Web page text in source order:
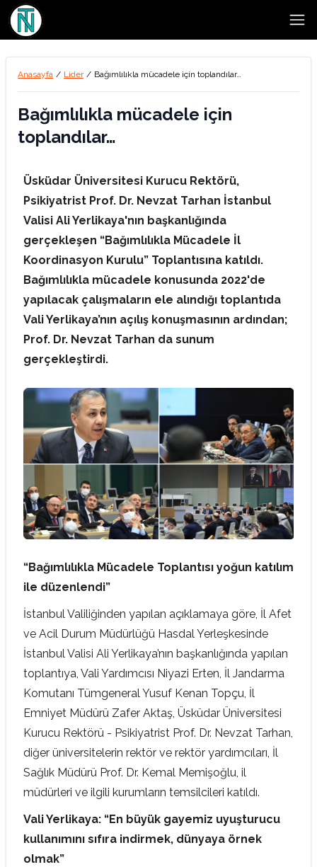
Anasayfa / Lider / Bağımlılıkla mücadele için toplandılar…
Bağımlılıkla mücadele için
toplandılar…
Üsküdar Üniversitesi Kurucu Rektörü,
Psikiyatrist Prof. Dr. Nevzat Tarhan İstanbul
Valisi Ali Yerlikaya'nın başkanlığında
gerçekleşen “Bağımlılıkla Mücadele İl
Koordinasyon Kurulu” Toplantısına katıldı.
Bağımlılıkla mücadele konusunda 2022'de
yapılacak çalışmaların ele alındığı toplantıda
Vali Yerlikaya’nın açılış konuşmasının ardından;
Prof. Dr. Nevzat Tarhan da sunum
gerçekleştirdi.
“Bağımlılıkla Mücadele Toplantısı yoğun katılım
ile düzenlendi”
İstanbul Valiliğinden yapılan açıklamaya göre, İl Afet
ve Acil Durum Müdürlüğü Hasdal Yerleşkesinde
İstanbul Valisi Ali Yerlikaya’nın başkanlığında yapılan
toplantıya, Vali Yardımcısı Niyazi Erten, İl Jandarma
Komutanı Tümgeneral Yusuf Kenan Topçu, İl
Emniyet Müdürü Zafer Aktaş, Üsküdar Üniversitesi
Kurucu Rektörü - Psikiyatrist Prof. Dr. Nevzat Tarhan,
diğer üniversitelerin rektör ve rektör yardımcıları, İl
Sağlık Müdürü Prof. Dr. Kemal Memişoğlu, il
müdürleri ve ilgili kurumların temsilcileri katıldı.
Vali Yerlikaya: “En büyük gayemiz uyuşturucu
kullanımını sıfıra indirmek, dünyaya örnek
olmak”